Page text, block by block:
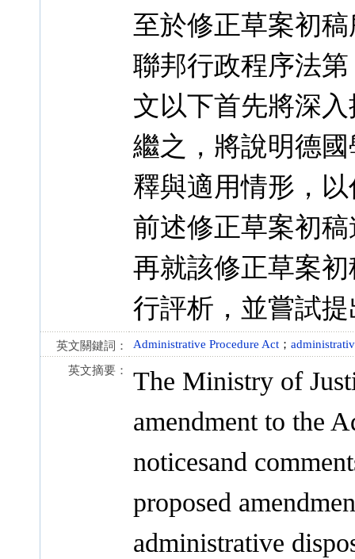
至於修正草案初
聯邦行政程序法
文以下首先將深
繼之，將說明德
釋與適用情形，
前述修正草案初
再就該修正草案
行評析，並嘗試
英文關鍵詞： Administrative Procedure Act ；
英文摘要：
The Ministry of
amendment to the
noticesand
proposed
administrative